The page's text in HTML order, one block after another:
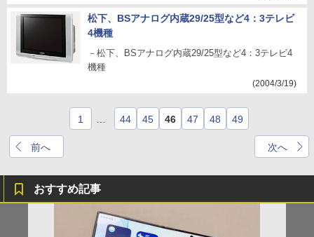
松下、BSアナログ内蔵29/25型など4：3テレビ
4機種
－松下、BSアナログ内蔵29/25型など4：3テレビ4
機種
(2004/3/19)
前へ
1 44 45 46 47 48 49
次へ
おすすめ記事